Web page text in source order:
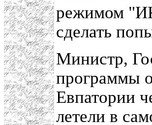
режимом
сделать
Министр,
программы
Евпатории
летели в